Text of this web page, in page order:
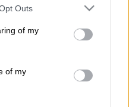
uses one or more Google
You may click to
and its third-party tags to
purposes in below Google
Outs
of my
of my
βρίσκεται
πυκνό,
πλατάνια,
σκηνικό
στα 1100